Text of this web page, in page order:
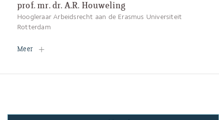
prof. mr. dr. A.R. Houweling
Hoogleraar Arbeidsrecht aan de Erasmus Universiteit
Rotterdam
Meer